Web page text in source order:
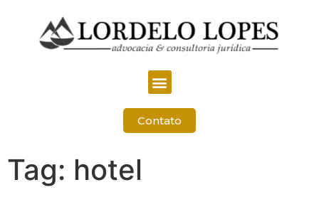
Contato
Tag: hotel